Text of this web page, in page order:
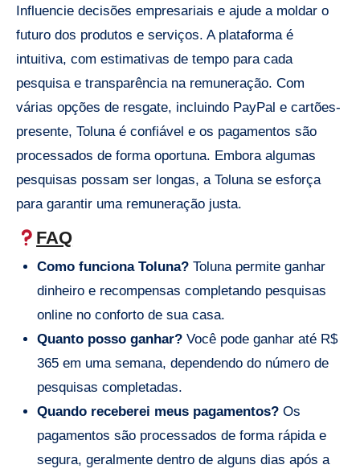
Influencie decisões empresariais e ajude a moldar o
futuro dos produtos e serviços. A plataforma é
intuitiva, com estimativas de tempo para cada
pesquisa e transparência na remuneração. Com
várias opções de resgate, incluindo PayPal e cartões-
presente, Toluna é confiável e os pagamentos são
processados de forma oportuna. Embora algumas
pesquisas possam ser longas, a Toluna se esforça
para garantir uma remuneração justa.
FAQ
Como funciona Toluna? Toluna permite ganhar
dinheiro e recompensas completando pesquisas
online no conforto de sua casa.
Quanto posso ganhar? Você pode ganhar até R$
365 em uma semana, dependendo do número de
pesquisas completadas.
Quando receberei meus pagamentos? Os
pagamentos são processados de forma rápida e
segura, geralmente dentro de alguns dias após a